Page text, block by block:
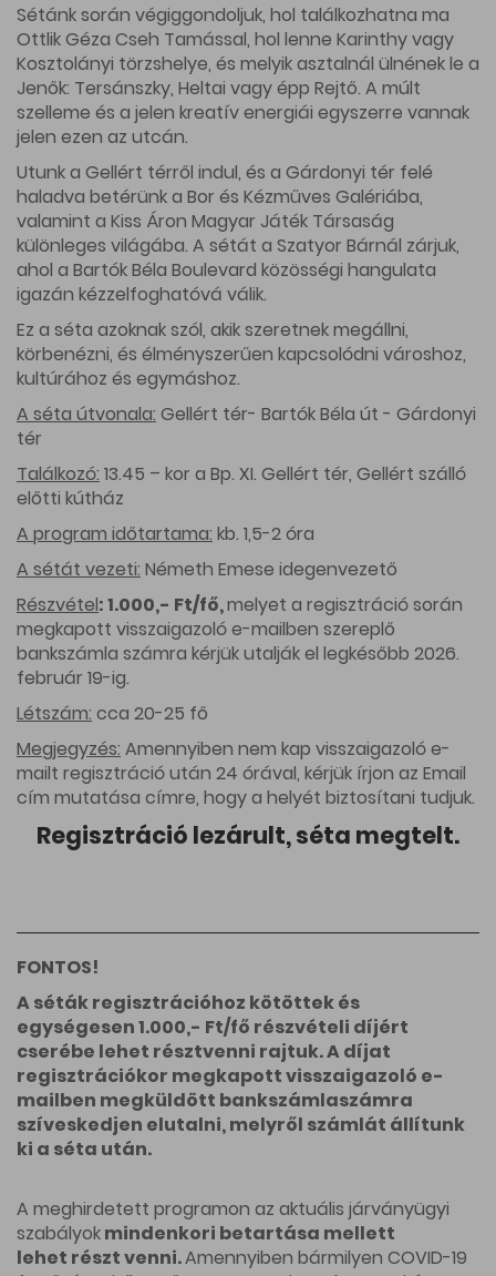
Sétánk során végiggondoljuk, hol találkozhatna ma
Ottlik Géza Cseh Tamással, hol lenne Karinthy vagy
Kosztolányi törzshelye, és melyik asztalnál ülnének le a
Jenők: Tersánszky, Heltai vagy épp Rejtő. A múlt
szelleme és a jelen kreatív energiái egyszerre vannak
jelen ezen az utcán.
Utunk a Gellért térről indul, és a Gárdonyi tér felé
haladva betérünk a Bor és Kézműves Galériába,
valamint a Kiss Áron Magyar Játék Társaság
különleges világába. A sétát a Szatyor Bárnál zárjuk,
ahol a Bartók Béla Boulevard közösségi hangulata
igazán kézzelfoghatóvá válik.
Ez a séta azoknak szól, akik szeretnek megállni,
körbenézni, és élményszerűen kapcsolódni városhoz,
kultúrához és egymáshoz.
A séta útvonala: Gellért tér- Bartók Béla út - Gárdonyi
tér
Találkozó: 13.45 – kor a Bp. XI. Gellért tér, Gellért szálló
előtti kútház
A program időtartama: kb. 1,5-2 óra
A sétát vezeti: Németh Emese idegenvezető
Részvétel: 1.000,- Ft/fő,melyet a regisztráció során
megkapott visszaigazoló e-mailben szereplő
bankszámla számra kérjük utalják el legkésőbb 2026.
február 19-ig.
Létszám: cca 20-25 fő
Megjegyzés: Amennyiben nem kap visszaigazoló e-
mailt regisztráció után 24 órával, kérjük írjon az Email
cím mutatása címre, hogy a helyét biztosítani tudjuk.
Regisztráció lezárult, séta megtelt.
FONTOS!
A séták regisztrációhoz kötöttek és
egységesen 1.000,- Ft/fő részvételi díjért
cserébe lehet résztvenni rajtuk. A díjat
regisztrációkor megkapott visszaigazoló e-
mailben megküldött bankszámlaszámra
szíveskedjen elutalni, melyről számlát állítunk
ki a séta után.
A meghirdetett programon az aktuális járványügyi
szabályokmindenkori betartása mellett
lehet részt venni.Amennyiben bármilyen COVID-19